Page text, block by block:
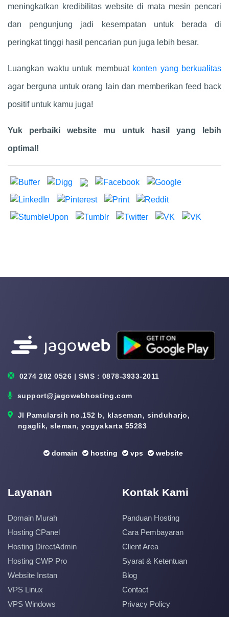
meningkatkan kredibilitas website di mata mesin pencari
dan pengunjung jadi kesempatan untuk berada di
peringkat tinggi hasil pencarian pun juga lebih besar.
Luangkan waktu untuk membuat konten yang berkualitas
agar berguna untuk orang lain dan memberikan feed back
positif untuk kamu juga!
Yuk perbaiki website mu untuk hasil yang lebih
optimal!
0274 282 0526 | SMS : 0878-3933-2011
support@jagowebhosting.com
Jl Pamularsih no.152 b, klaseman, sinduharjo,
ngaglik, sleman, yogyakarta 55283
domain hosting vps website
Layanan
Domain Murah
Hosting CPanel
Hosting DirectAdmin
Hosting CWP Pro
Website Instan
VPS Linux
VPS Windows
Kontak Kami
Panduan Hosting
Cara Pembayaran
Client Area
Syarat & Ketentuan
Blog
Contact
Privacy Policy